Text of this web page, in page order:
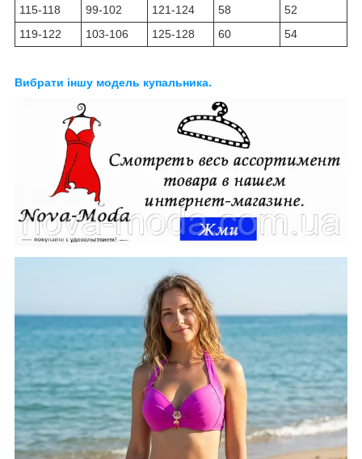
115-118
99-102 121-124 58
52
119-122
103-106 125-128 60 54
Вибрати іншу модель купальника.